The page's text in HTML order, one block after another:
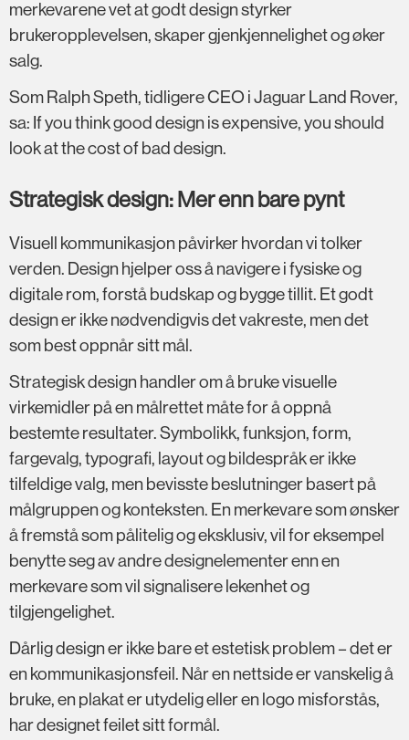
merkevarene vet at godt design styrker
brukeropplevelsen, skaper gjenkjennelighet og øker
salg.
Som Ralph Speth, tidligere CEO i Jaguar Land Rover,
sa: If you think good design is expensive, you should
look at the cost of bad design.
Strategisk design: Mer enn bare pynt
Visuell kommunikasjon påvirker hvordan vi tolker
verden. Design hjelper oss å navigere i fysiske og
digitale rom, forstå budskap og bygge tillit. Et godt
design er ikke nødvendigvis det vakreste, men det
som best oppnår sitt mål.
Strategisk design handler om å bruke visuelle
virkemidler på en målrettet måte for å oppnå
bestemte resultater. Symbolikk, funksjon, form,
fargevalg, typografi, layout og bildespråk er ikke
tilfeldige valg, men bevisste beslutninger basert på
målgruppen og konteksten. En merkevare som ønsker
å fremstå som pålitelig og eksklusiv, vil for eksempel
benytte seg av andre designelementer enn en
merkevare som vil signalisere lekenhet og
tilgjengelighet.
Dårlig design er ikke bare et estetisk problem – det er
en kommunikasjonsfeil. Når en nettside er vanskelig å
bruke, en plakat er utydelig eller en logo misforstås,
har designet feilet sitt formål.